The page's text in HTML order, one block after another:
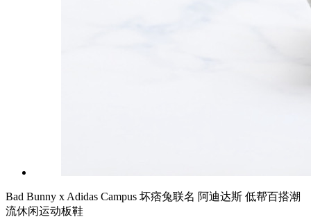
Bad Bunny x Adidas Campus 坏痞兔联名 阿迪达斯 低帮百搭潮
流休闲运动板鞋